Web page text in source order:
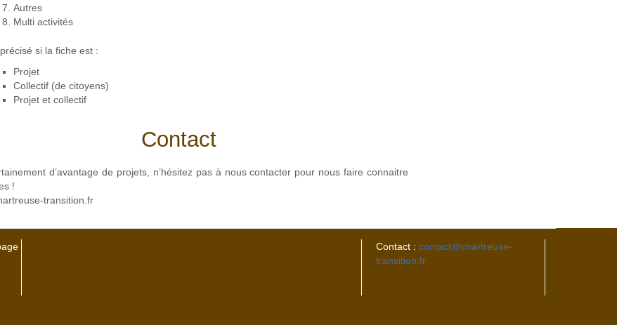
Autres
Multi activités
si la fiche est :
Projet
Collectif (de citoyens)
Projet et collectif
Contact
d’avantage de projets, n’hésitez pas à nous contacter pour nous faire connaitre
!
transition.fr
Contact : contact@chartreuse-
transition.fr